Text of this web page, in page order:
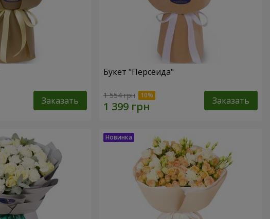
Заказать
Букет "Персеида"
1 554 грн Заказать